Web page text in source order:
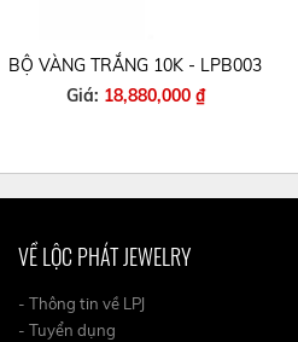
BỘ VÀNG TRẮNG 10K - LPB003
Giá: 18,880,000 ₫
VỀ LỘC PHÁT JEWELRY
- Thông tin về LPJ
- Tuyển dụng